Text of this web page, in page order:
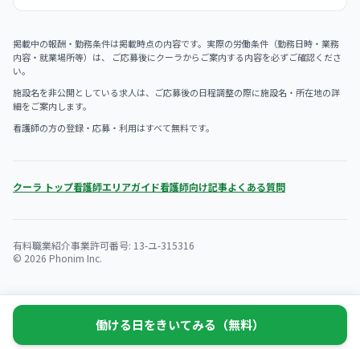
掲載中の報酬・勤務条件は掲載時点の内容です。実際の労働条件（勤務日時・業務
内容・就業場所等）は、 ご応募後にクーラからご案内する内容を必ずご確認くださ
い。
施設名を非公開としている求人は、ご応募後の日程調整の際に施設名・所在地の詳
細をご案内します。
看護師の方の登録・応募・利用はすべて無料です。
クーラ トップ看護師エリアガイド看護師向け記事よくある質問
有料職業紹介事業許可番号: 13-ユ-315316
© 2026 Phonim Inc.
働ける日をきいてみる（無料）